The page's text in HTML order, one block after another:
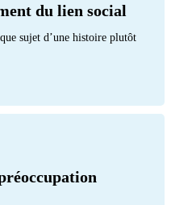
du lien social
sujet d’une histoire plutôt